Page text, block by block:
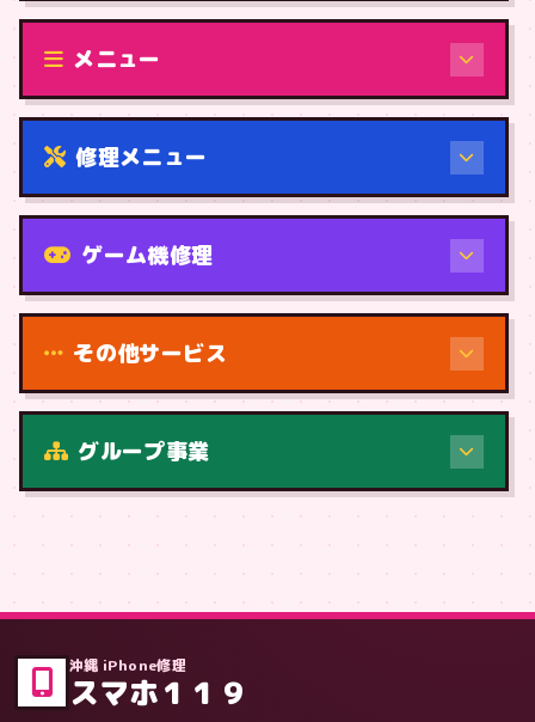
修理（機種から）
メニュー
修理メニュー
機種から
症状・内容から
ゲーム機修理
その他サービス
グループ事業
沖縄 iPhone修理
スマホ１１９